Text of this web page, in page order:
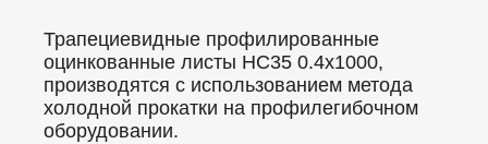
Трапециевидные профилированные
оцинкованные листы НС35 0.4x1000,
производятся с использованием метода
холодной прокатки на профилегибочном
оборудовании.